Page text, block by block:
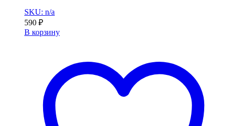
SKU: n/a
590 ₽
В корзину